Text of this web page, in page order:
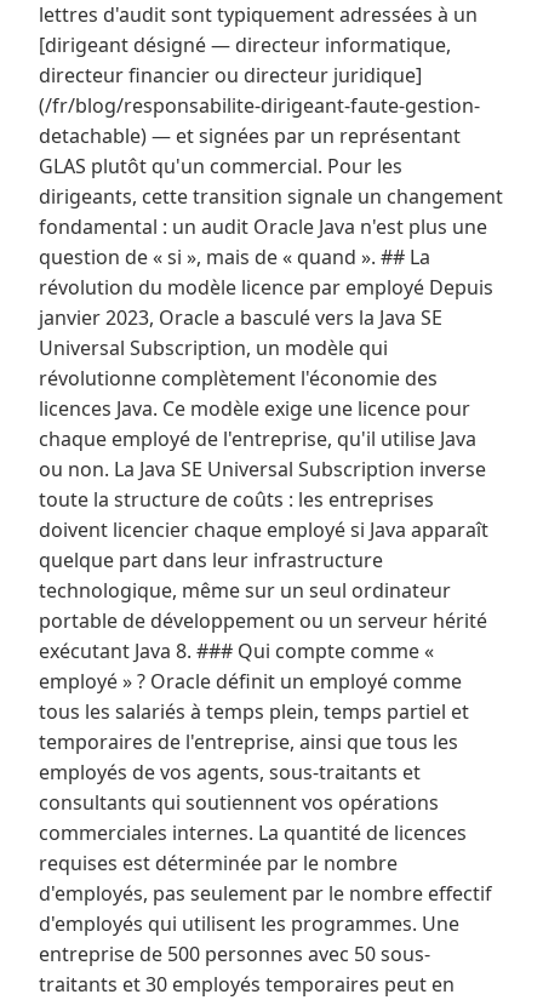
lettres d'audit sont typiquement adressées à un
[dirigeant désigné — directeur informatique,
directeur financier ou directeur juridique]
(/fr/blog/responsabilite-dirigeant-faute-gestion-
detachable) — et signées par un représentant
GLAS plutôt qu'un commercial. Pour les
dirigeants, cette transition signale un changement
fondamental : un audit Oracle Java n'est plus une
question de « si », mais de « quand ». ## La
révolution du modèle licence par employé Depuis
janvier 2023, Oracle a basculé vers la Java SE
Universal Subscription, un modèle qui
révolutionne complètement l'économie des
licences Java. Ce modèle exige une licence pour
chaque employé de l'entreprise, qu'il utilise Java
ou non. La Java SE Universal Subscription inverse
toute la structure de coûts : les entreprises
doivent licencier chaque employé si Java apparaît
quelque part dans leur infrastructure
technologique, même sur un seul ordinateur
portable de développement ou un serveur hérité
exécutant Java 8. ### Qui compte comme «
employé » ? Oracle définit un employé comme
tous les salariés à temps plein, temps partiel et
temporaires de l'entreprise, ainsi que tous les
employés de vos agents, sous-traitants et
consultants qui soutiennent vos opérations
commerciales internes. La quantité de licences
requises est déterminée par le nombre
d'employés, pas seulement par le nombre effectif
d'employés qui utilisent les programmes. Une
entreprise de 500 personnes avec 50 sous-
traitants et 30 employés temporaires peut en